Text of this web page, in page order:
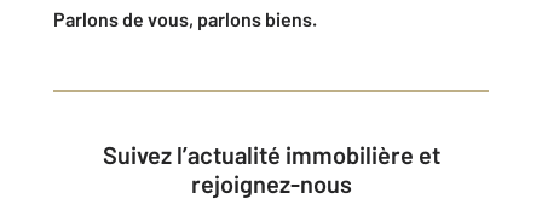
Parlons de vous, parlons biens.
Suivez l’actualité immobilière et
rejoignez-nous